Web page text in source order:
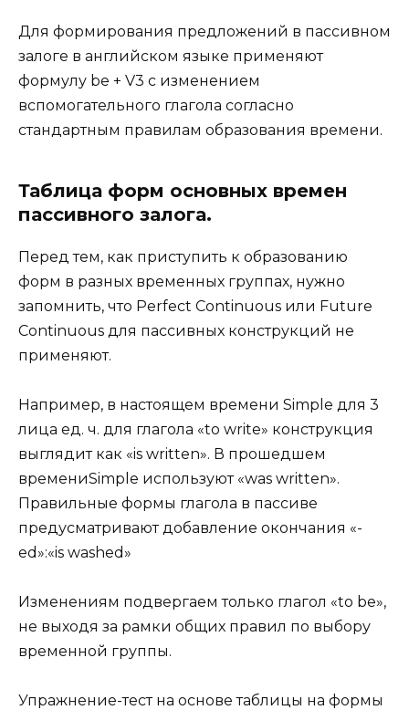
Для формирования предложений в пассивном
залоге в английском языке применяют
формулу be + V3 с изменением
вспомогательного глагола согласно
стандартным правилам образования времени.
Таблица форм основных времен
пассивного залога.
Перед тем, как приступить к образованию
форм в разных временных группах, нужно
запомнить, что Perfect Continuous или Future
Continuous для пассивных конструкций не
применяют.
Например, в настоящем времени Simple для 3
лица ед. ч. для глагола «to write» конструкция
выглядит как «is written». В прошедшем
времениSimple используют «was written».
Правильные формы глагола в пассиве
предусматривают добавление окончания «-
ed»:«is washed»
Изменениям подвергаем только глагол «to be»,
не выходя за рамки общих правил по выбору
временной группы.
Упражнение-тест на основе таблицы на формы